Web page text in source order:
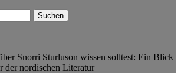
Snorri Sturluson wissen solltest: Ein Blick
der nordischen Literatur